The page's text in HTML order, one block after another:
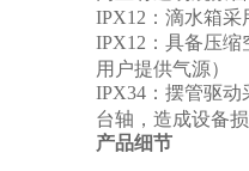
IPX12 ：滴水箱
IPX12 ：具备压
用户提供气源）
IPX34 ：摆管驱
台轴，造成设备损
产品细节